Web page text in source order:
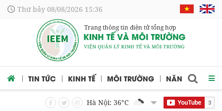
Thứ bảy 08/08/2026 15:36
Trang thông tin điện tử tổng hợp
TIN TỨC KINH TẾ MÔI TRƯỜNG NĂNG LƯỢNG
Hà Nội: 36°C